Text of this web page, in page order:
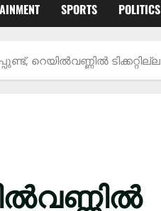
SPORTS POLITICS
റെയിൽവണ്ണിൽ ടിക്കറ്റില്ല